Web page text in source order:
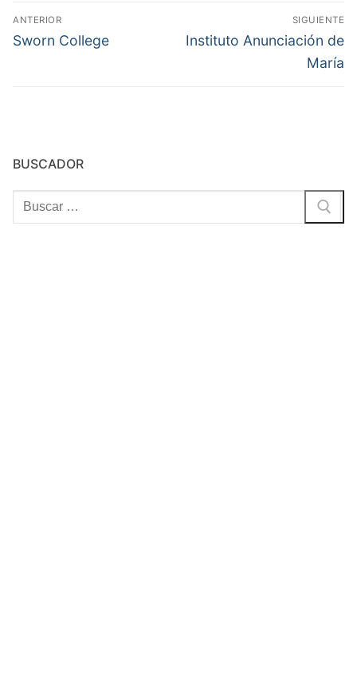
Navegación
de
ANTERIOR
Entrada
Sworn College
SIGUIENTE
Entrada
Instituto Anunciación de
María
BUSCADOR
Buscar: